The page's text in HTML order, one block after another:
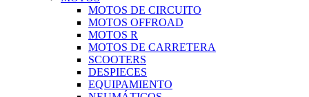
MOTOS DE CIRCUITO
MOTOS OFFROAD
MOTOS R
MOTOS DE CARRETERA
SCOOTERS
DESPIECES
EQUIPAMIENTO